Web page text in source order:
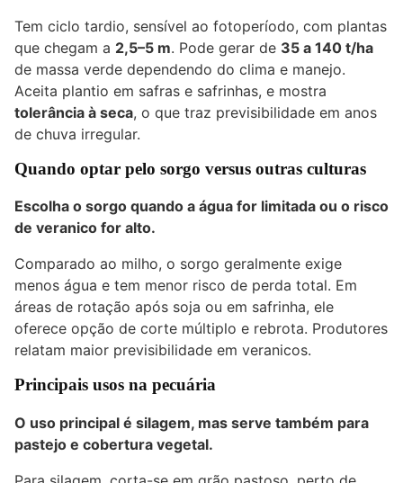
Tem ciclo tardio, sensível ao fotoperíodo, com plantas
que chegam a 2,5–5 m. Pode gerar de 35 a 140 t/ha
de massa verde dependendo do clima e manejo.
Aceita plantio em safras e safrinhas, e mostra
tolerância à seca, o que traz previsibilidade em anos
de chuva irregular.
Quando optar pelo sorgo versus outras culturas
Escolha o sorgo quando a água for limitada ou o risco
de veranico for alto.
Comparado ao milho, o sorgo geralmente exige
menos água e tem menor risco de perda total. Em
áreas de rotação após soja ou em safrinha, ele
oferece opção de corte múltiplo e rebrota. Produtores
relatam maior previsibilidade em veranicos.
Principais usos na pecuária
O uso principal é silagem, mas serve também para
pastejo e cobertura vegetal.